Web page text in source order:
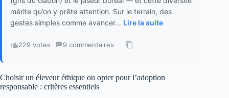
mérite qu’on y prête attention. Sur le terrain, des
gestes simples comme avancer... Lire la suite
229 votes · 9 commentaires ·
Choisir un éleveur éthique ou opter pour l’adoption
responsable : critères essentiels